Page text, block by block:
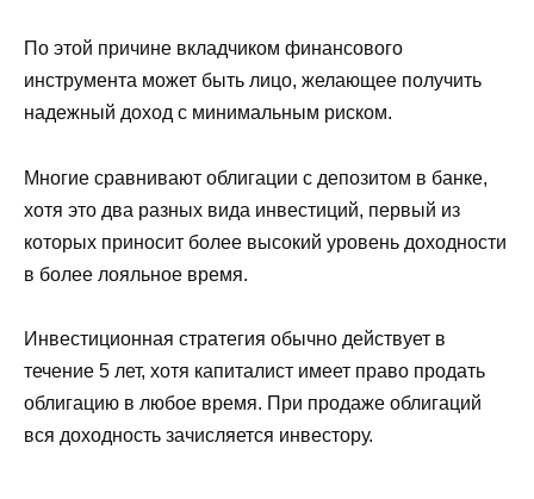
По этой причине вкладчиком финансового
инструмента может быть лицо, желающее получить
надежный доход с минимальным риском.
Многие сравнивают облигации с депозитом в банке,
хотя это два разных вида инвестиций, первый из
которых приносит более высокий уровень доходности
в более лояльное время.
Инвестиционная стратегия обычно действует в
течение 5 лет, хотя капиталист имеет право продать
облигацию в любое время. При продаже облигаций
вся доходность зачисляется инвестору.